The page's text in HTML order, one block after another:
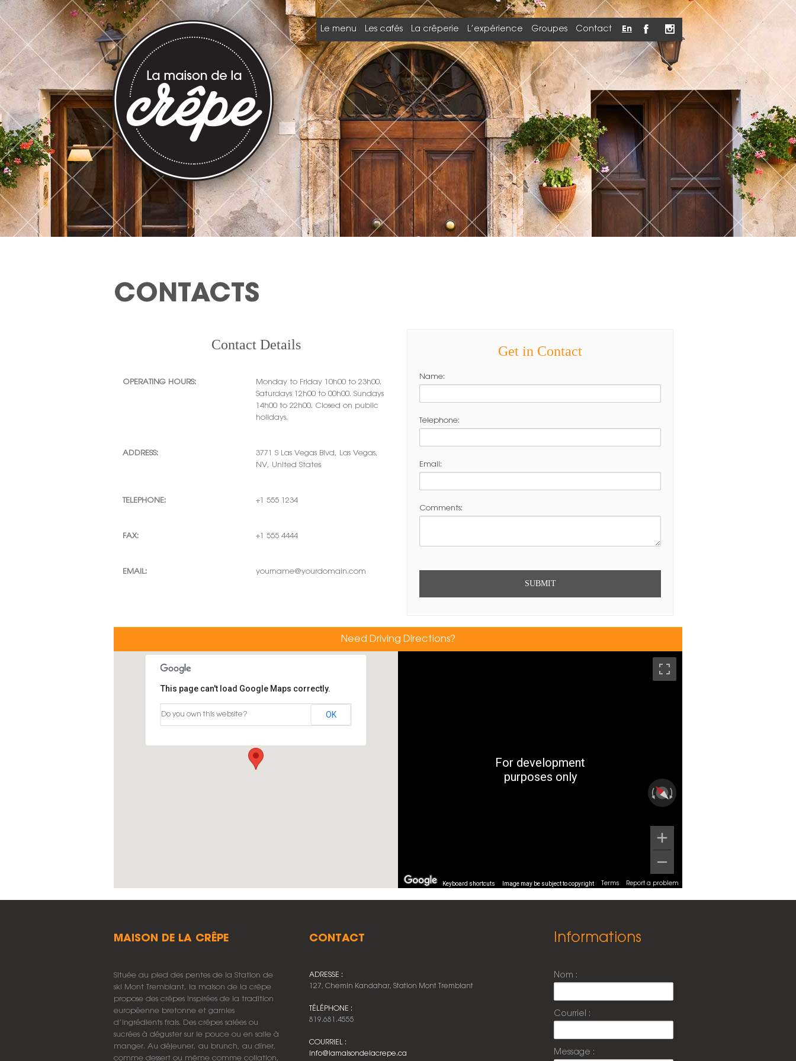
Le menu Les cafés La crêperie L’expérience Groupes Contact En
CONTACTS
Contact Details
OPERATING HOURS:
Monday to Friday 10h00 to 23h00.
Saturdays 12h00 to 00h00. Sundays
14h00 to 22h00. Closed on public
holidays.
ADDRESS:
3771 S Las Vegas Blvd, Las Vegas,
NV, United States
TELEPHONE: +1 555 1234
FAX: +1 555 4444
EMAIL: yourname@yourdomain.com
Get in Contact
Name:
Telephone:
Email:
Comments:
Need Driving Directions?
This page can't load Google Maps correctly.
Do you own this website? OK
For development
purposes only
Keyboard shortcuts Image may be subject to copyright Terms Report a problem
MAISON DE LA CRÊPE
Située au pied des pentes de la Station de
ski Mont Tremblant, la maison de la crêpe
propose des crêpes inspirées de la tradition
européenne bretonne et garnies
d’ingrédients frais. Des crêpes salées ou
sucrées à déguster sur le pouce ou en salle à
manger. Au déjeuner, au brunch, au dîner,
comme dessert ou même comme collation,
CONTACT
ADRESSE :
127, Chemin Kandahar, Station Mont Tremblant
TÉLÉPHONE :
819.681.4555
COURRIEL :
info@lamaisondelacrepe.ca
Informations
Nom :
Courriel :
Message :